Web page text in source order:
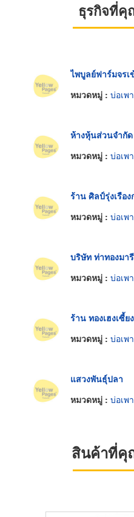
ธุรกิจที่คุ
ไพบูลย์ฟาร์มจรเ
หมวดหมู่ : บ่อเพ
ห้างหุ้นส่วนจำกั
หมวดหมู่ : บ่อเพ
ร้าน ศิลป์รุ่งเรือง
หมวดหมู่ : บ่อเพ
บริษัท ท่าทองมา
หมวดหมู่ : บ่อเพ
ร้าน ทองเฮงเซี้ยง
หมวดหมู่ : บ่อเพ
แสวงพันธุ์ปลา
หมวดหมู่ : บ่อเพ
สินค้าที่คุ